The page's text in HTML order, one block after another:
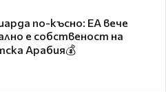
по-късно: EA вече
е собственост на
Арабия💰